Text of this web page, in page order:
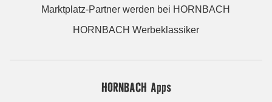
Marktplatz-Partner werden bei HORNBACH
HORNBACH Werbeklassiker
HORNBACH Apps